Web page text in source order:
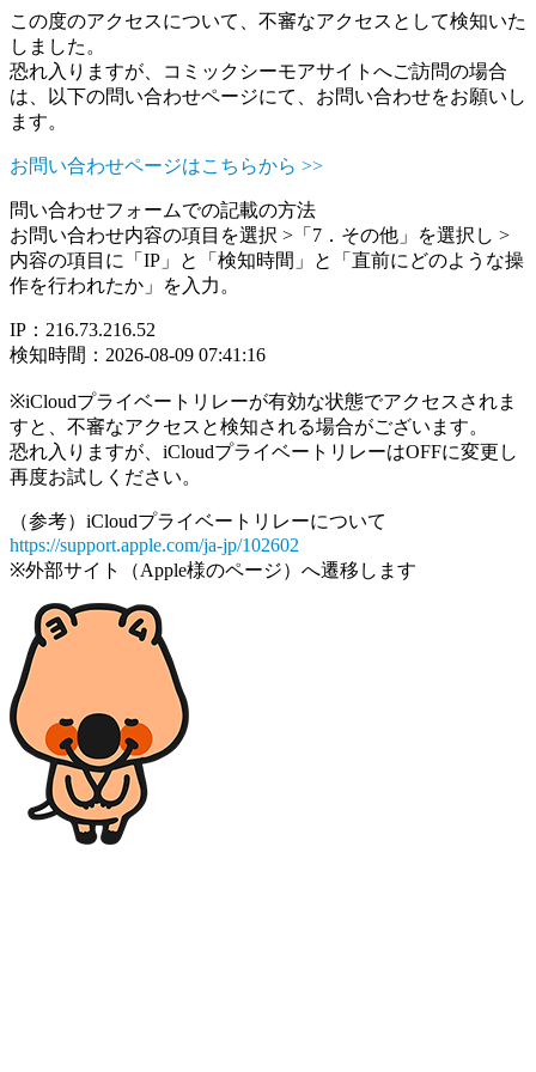
この度のアクセスについて、不審なアクセスとして検知いた
しました。
恐れ入りますが、コミックシーモアサイトへご訪問の場合
は、以下の問い合わせページにて、お問い合わせをお願いし
ます。
お問い合わせページはこちらから >>
問い合わせフォームでの記載の方法
お問い合わせ内容の項目を選択 >「7．その他」を選択し >
内容の項目に「IP」と「検知時間」と「直前にどのような操
作を行われたか」を入力。
IP：216.73.216.52
検知時間：2026-08-09 07:41:16
※iCloudプライベートリレーが有効な状態でアクセスされま
すと、不審なアクセスと検知される場合がございます。
恐れ入りますが、iCloudプライベートリレーはOFFに変更し
再度お試しください。
（参考）iCloudプライベートリレーについて
https://support.apple.com/ja-jp/102602
※外部サイト（Apple様のページ）へ遷移します